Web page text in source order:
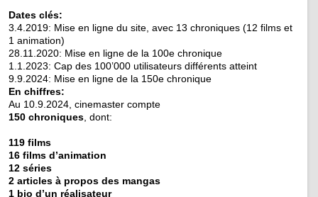
Dates clés:
3.4.2019: Mise en ligne du site, avec 13 chroniques (12 films et
1 animation)
28.11.2020: Mise en ligne de la 100e chronique
1.1.2023: Cap des 100’000 utilisateurs différents atteint
9.9.2024: Mise en ligne de la 150e chronique
En chiffres:
Au 10.9.2024, cinemaster compte
150 chroniques , dont:
119 films
16 films d’animation
12 séries
2 articles à propos des mangas
1 bio d’un réalisateur